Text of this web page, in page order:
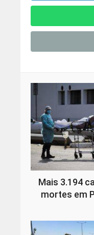
Mais 3.194
mortes em